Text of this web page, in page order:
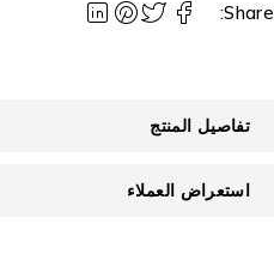
تفاصيل المنتج
استعراض العملاء